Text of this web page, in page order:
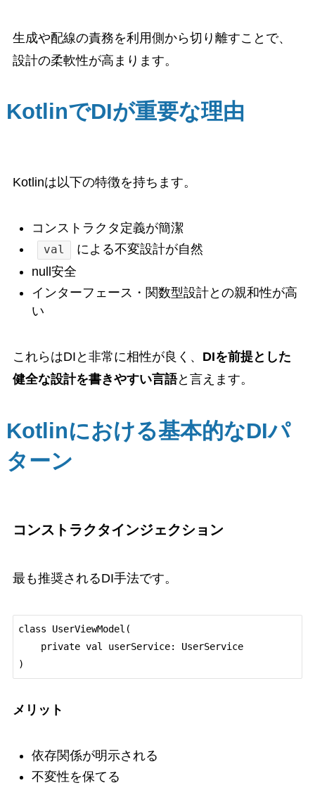
生成や配線の責務を利用側から切り離すことで、
設計の柔軟性が高まります。
KotlinでDIが重要な理由
Kotlinは以下の特徴を持ちます。
コンストラクタ定義が簡潔
val
による不変設計が自然
null安全
インターフェース・関数型設計との親和性が高
い
これらはDIと非常に相性が良く、 DIを前提とした
健全な設計を書きやすい言語と言えます。
Kotlinにおける基本的なDIパ
ターン
コンストラクタインジェクション
最も推奨されるDI手法です。
class UserViewModel(
メリット
依存関係が明示される
不変性を保てる